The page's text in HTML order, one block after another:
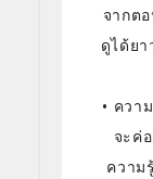
จากต
ดูได้ย
• ควา
จะค่
ความ